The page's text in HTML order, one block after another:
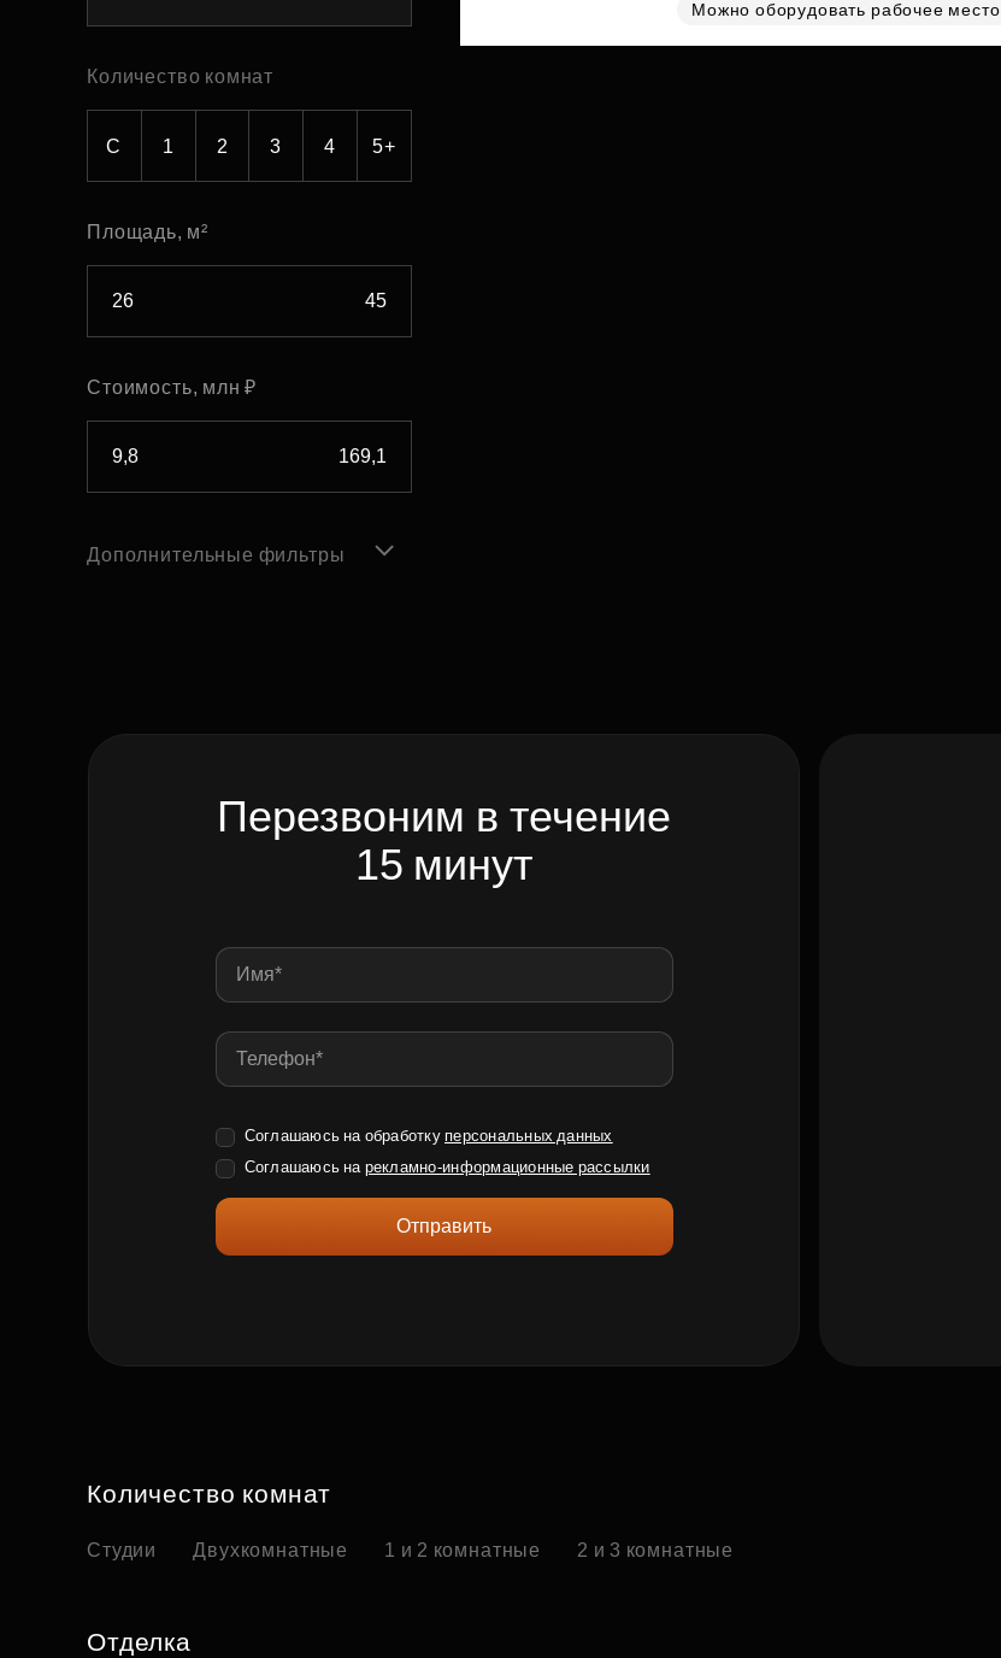
Рефинансирование
Субсидии
Количество комнат
С 1 2 3 4 5+
Площадь, м²
Стоимость, млн ₽
Дополнительные фильтры
Можно оборудовать рабочее место
Перезвоним в течение
15 минут
Соглашаюсь на обработку персональных данных
Соглашаюсь на рекламно-информационные рассылки
Отправить
Количество комнат
Студии Двухкомнатные 1 и 2 комнатные 2 и 3 комнатные
Отделка